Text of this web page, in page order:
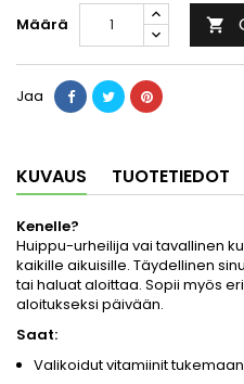
Määrä 
Jaa
KUVAUS TUOTETIEDOT
Kenelle?
Huippu-urheilija vai tavallinen
kaikille aikuisille. Täydellinen
tai haluat aloittaa. Sopii myös
aloitukseksi päivään.
Saat:
Valikoidut vitamiinit